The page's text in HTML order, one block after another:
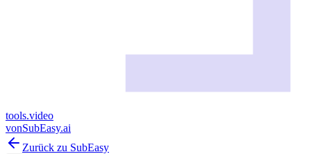
tools.video
vonSubEasy.ai
Zurück zu SubEasy